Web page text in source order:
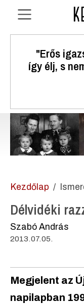
"Erős
így élj, s
Kezdőlap
Délvidéki
Szabó András
2013.07.05.
Megjelent az
napilapban